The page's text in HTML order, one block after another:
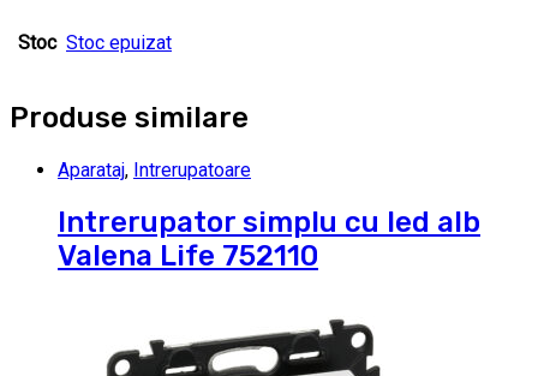
Stoc Stoc epuizat
Produse similare
Aparataj, Intrerupatoare
Intrerupator simplu cu led alb
Valena Life 752110